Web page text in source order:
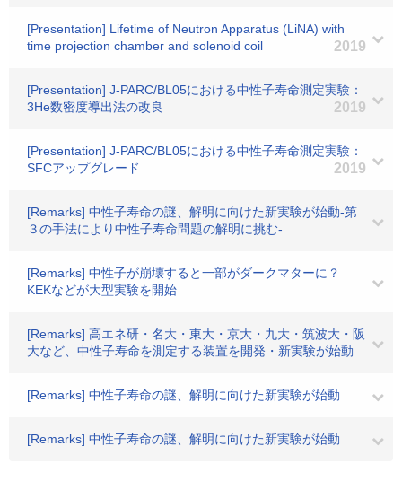
[Presentation] Lifetime of Neutron Apparatus (LiNA) with
time projection chamber and solenoid coil
2019
[Presentation] J-PARC/BL05における中性子寿命測定実験：
3He数密度導出法の改良
2019
[Presentation] J-PARC/BL05における中性子寿命測定実験：
SFCアップグレード
2019
[Remarks] 中性子寿命の謎、解明に向けた新実験が始動-第
３の手法により中性子寿命問題の解明に挑む-
[Remarks] 中性子が崩壊すると一部がダークマターに？
KEKなどが大型実験を開始
[Remarks] 高エネ研・名大・東大・京大・九大・筑波大・阪
大など、中性子寿命を測定する装置を開発・新実験が始動
[Remarks] 中性子寿命の謎、解明に向けた新実験が始動
[Remarks] 中性子寿命の謎、解明に向けた新実験が始動